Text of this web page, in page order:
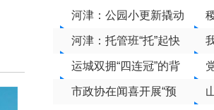
河津：公园小更新撬动
民生大幸福
河津：托管班“托”起快
乐假期
运城双拥“四连冠”的背
后
市政协在闻喜开展“预